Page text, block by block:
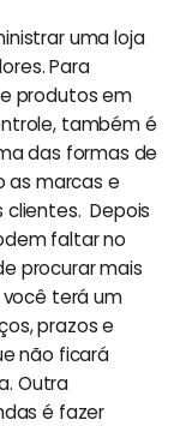
uma loja
Para
produtos em
também é
das formas de
as marcas e
Depois
faltar no
procurar mais
você terá um
prazos e
não ficará
Outra
é fazer